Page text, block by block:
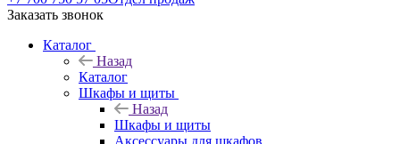
Заказать звонок
Каталог
Назад
Каталог
Шкафы и щиты
Назад
Шкафы и щиты
Аксессуары для шкафов